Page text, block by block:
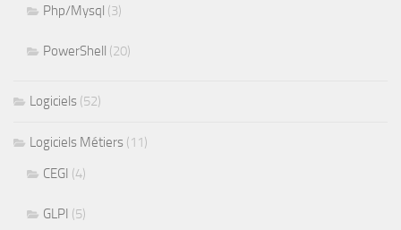
Php/Mysql (3)
PowerShell (20)
Logiciels (52)
Logiciels Métiers (11)
CEGI (4)
GLPI (5)